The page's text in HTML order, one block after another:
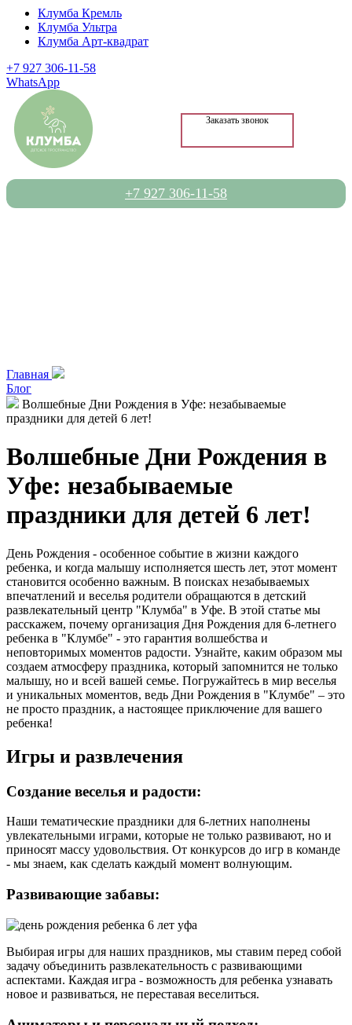
Клумба Кремль
Клумба Ультра
Клумба Арт-квадрат
+7 927 306-11-58
WhatsApp
Заказать звонок
+7 927 306-11-58
Главная
Блог
Волшебные Дни Рождения в Уфе: незабываемые
праздники для детей 6 лет!
Волшебные Дни Рождения в
Уфе: незабываемые
праздники для детей 6 лет!
День Рождения - особенное событие в жизни каждого
ребенка, и когда малышу исполняется шесть лет, этот момент
становится особенно важным. В поисках незабываемых
впечатлений и веселья родители обращаются в детский
развлекательный центр "Клумба" в Уфе. В этой статье мы
расскажем, почему организация Дня Рождения для 6-летнего
ребенка в "Клумбе" - это гарантия волшебства и
неповторимых моментов радости. Узнайте, каким образом мы
создаем атмосферу праздника, который запомнится не только
малышу, но и всей вашей семье. Погружайтесь в мир веселья
и уникальных моментов, ведь Дни Рождения в "Клумбе" – это
не просто праздник, а настоящее приключение для вашего
ребенка!
Игры и развлечения
Создание веселья и радости:
Наши тематические праздники для 6-летних наполнены
увлекательными играми, которые не только развивают, но и
приносят массу удовольствия. От конкурсов до игр в команде
- мы знаем, как сделать каждый момент волнующим.
Развивающие забавы:
Выбирая игры для наших праздников, мы ставим перед собой
задачу объединить развлекательность с развивающими
аспектами. Каждая игра - возможность для ребенка узнавать
новое и развиваться, не переставая веселиться.